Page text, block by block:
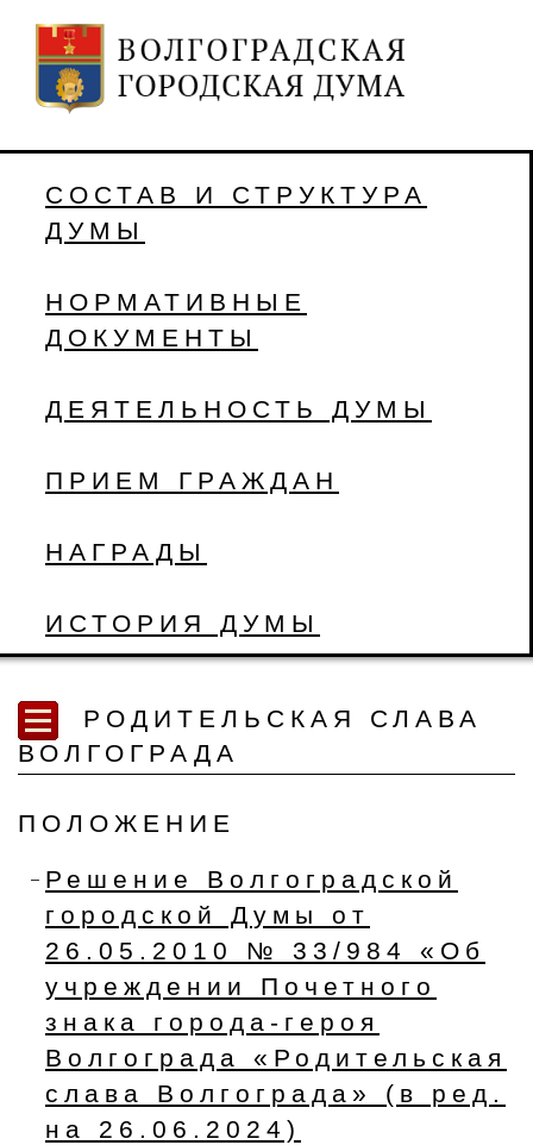
СОСТАВ И СТРУКТУРА
ДУМЫ
НОРМАТИВНЫЕ
ДОКУМЕНТЫ
ДЕЯТЕЛЬНОСТЬ ДУМЫ
ПРИЕМ ГРАЖДАН
НАГРАДЫ
ИСТОРИЯ ДУМЫ
РОДИТЕЛЬСКАЯ СЛАВА
ВОЛГОГРАДА
ПОЛОЖЕНИЕ
Решение Волгоградской
городской Думы от
26.05.2010 № 33/984 «Об
учреждении Почетного
знака города-героя
Волгограда «Родительская
слава Волгограда» (в ред.
на 26.06.2024)